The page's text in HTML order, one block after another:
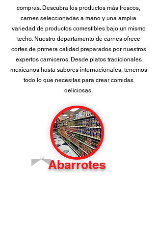
compras. Descubra los productos más frescos,
carnes seleccionadas a mano y una amplia
variedad de productos comestibles bajo un mismo
techo. Nuestro departamento de carnes ofrece
cortes de primera calidad preparados por nuestros
expertos carniceros. Desde platos tradicionales
mexicanos hasta sabores internacionales, tenemos
todo lo que necesitas para crear comidas
deliciosas.
Abarrotes